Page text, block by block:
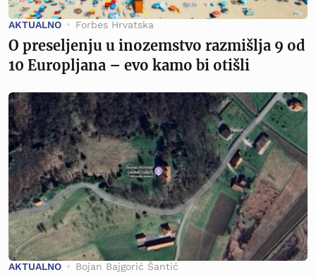
AKTUALNO Forbes Hrvatska
O preseljenju u inozemstvo razmišlja 9 od
10 Europljana – evo kamo bi otišli
AKTUALNO Bojan Bajgorić Šantić